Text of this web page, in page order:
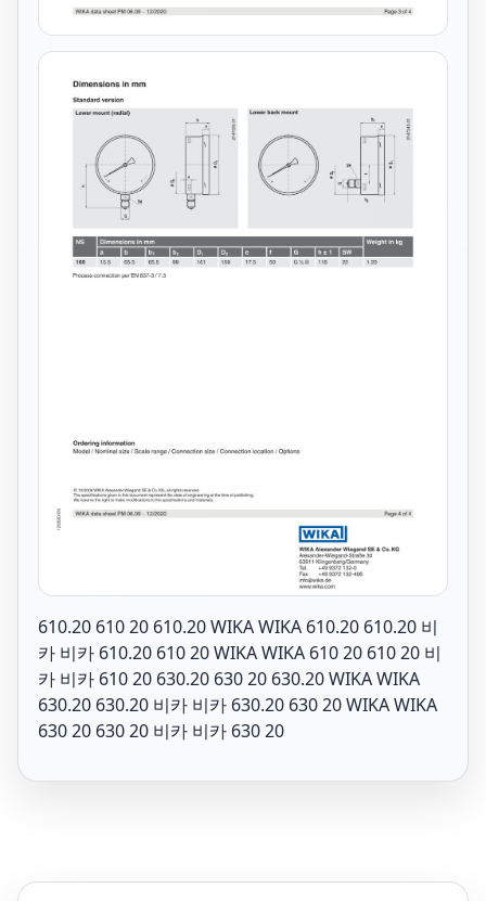
610.20 610 20 610.20 WIKA WIKA 610.20 610.20 비
카 비카 610.20 610 20 WIKA WIKA 610 20 610 20 비
카 비카 610 20 630.20 630 20 630.20 WIKA WIKA
630.20 630.20 비카 비카 630.20 630 20 WIKA WIKA
630 20 630 20 비카 비카 630 20